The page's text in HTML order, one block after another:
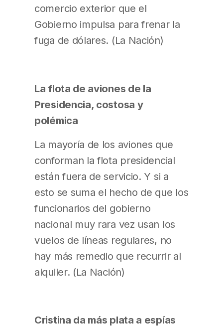
comercio exterior que el
Gobierno impulsa para frenar la
fuga de dólares. (La Nación)
La flota de aviones de la
Presidencia, costosa y
polémica
La mayoría de los aviones que
conforman la flota presidencial
están fuera de servicio. Y si a
esto se suma el hecho de que los
funcionarios del gobierno
nacional muy rara vez usan los
vuelos de líneas regulares, no
hay más remedio que recurrir al
alquiler. (La Nación)
Cristina da más plata a espías